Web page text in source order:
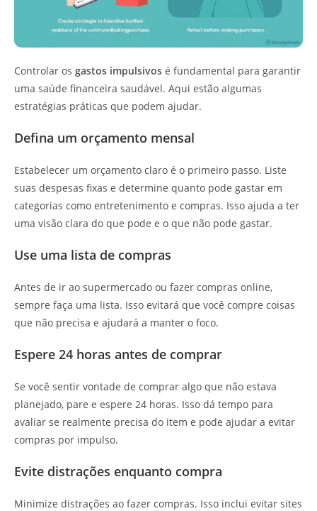
Controlar os gastos impulsivos é fundamental para garantir
uma saúde financeira saudável. Aqui estão algumas
estratégias práticas que podem ajudar.
Defina um orçamento mensal
Estabelecer um orçamento claro é o primeiro passo. Liste
suas despesas fixas e determine quanto pode gastar em
categorias como entretenimento e compras. Isso ajuda a ter
uma visão clara do que pode e o que não pode gastar.
Use uma lista de compras
Antes de ir ao supermercado ou fazer compras online,
sempre faça uma lista. Isso evitará que você compre coisas
que não precisa e ajudará a manter o foco.
Espere 24 horas antes de comprar
Se você sentir vontade de comprar algo que não estava
planejado, pare e espere 24 horas. Isso dá tempo para
avaliar se realmente precisa do item e pode ajudar a evitar
compras por impulso.
Evite distrações enquanto compra
Minimize distrações ao fazer compras. Isso inclui evitar sites